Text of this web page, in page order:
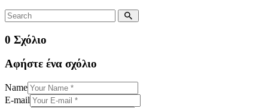
0 Σχόλιο
Αφήστε ένα σχόλιο
Name
E-mail